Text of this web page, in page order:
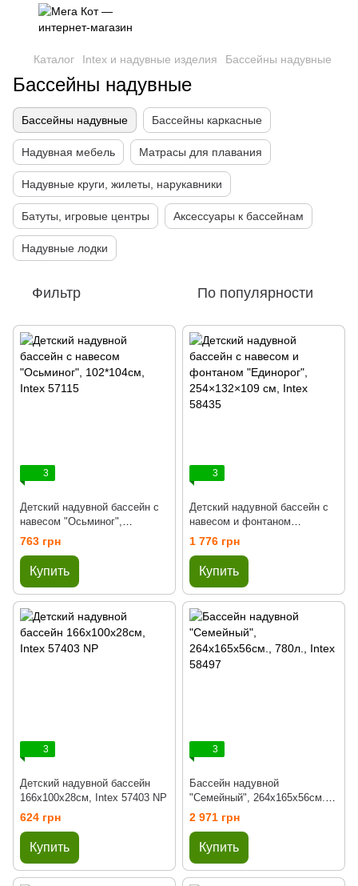
Каталог Intex и надувные изделия Бассейны надувные
Бассейны надувные
Бассейны надувные Бассейны каркасные
Надувная мебель Матрасы для плавания
Надувные круги, жилеты, нарукавники
Батуты, игровые центры Аксессуары к бассейнам
Надувные лодки
Фильтр По популярности
3
Детский надувной бассейн с
навесом "Осьминог",
102*104см, Intex 57115
763 грн
Купить
3
Детский надувной бассейн с
навесом и фонтаном
"Единорог", 254×132×109 см,
Intex 58435
1 776 грн
Купить
3
Детский надувной бассейн
166х100х28см, Intex 57403 NP
624 грн
Купить
3
Бассейн надувной
"Семейный", 264x165x56см.,
780л., Intex 58497
2 971 грн
Купить